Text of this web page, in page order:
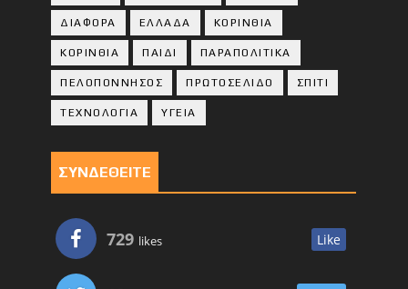
ΔΙΑΦΟΡΑ ΕΛΛΑΔΑ ΚΟΡΙΝΘΙΑ
ΚΟΡΙΝΘΙA ΠΑΙΔΙ ΠΑΡΑΠΟΛΙΤΙΚΑ
ΠΕΛΟΠΟΝΝΗΣΟΣ ΠΡΩΤΟΣΕΛΙΔΟ ΣΠΙΤΙ
ΤΕΧΝΟΛΟΓΙΑ ΥΓΕΙΑ
ΣΥΝΔΕΘΕΙΤΕ
729 likes Like